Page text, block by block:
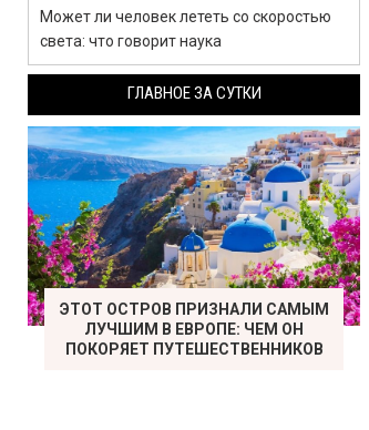
Может ли человек лететь со скоростью
света: что говорит наука
ГЛАВНОЕ ЗА СУТКИ
ЭТОТ ОСТРОВ ПРИЗНАЛИ САМЫМ
ЛУЧШИМ В ЕВРОПЕ: ЧЕМ ОН
ПОКОРЯЕТ ПУТЕШЕСТВЕННИКОВ